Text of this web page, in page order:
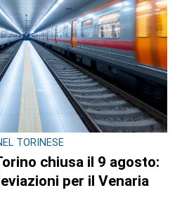
TORINESE
chiusa il 9 agosto: